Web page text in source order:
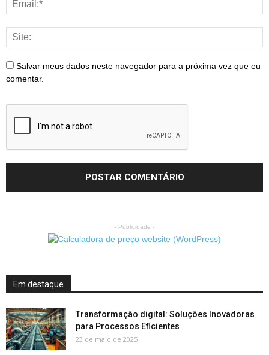
Salvar meus dados neste navegador para a próxima vez que eu
comentar.
- Publicidade -
Em destaque
Transformação digital: Soluções Inovadoras
para Processos Eficientes
23 de maio de 2025